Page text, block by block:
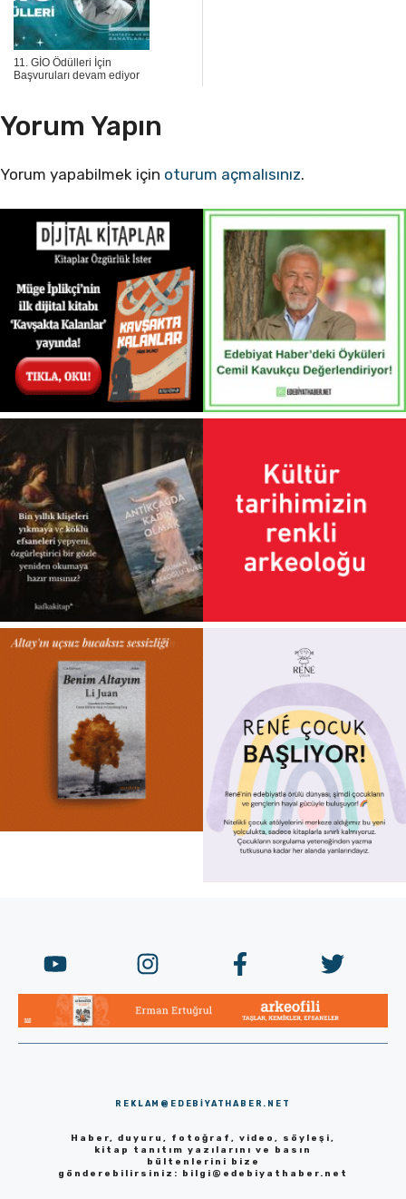
11. GİO Ödülleri İçin
Başvuruları devam ediyor
Yorum Yapın
Yorum yapabilmek için oturum açmalısınız.
REKLAM@EDEBIYATHABER.NET
Haber, duyuru, fotoğraf, video, söyleşi,
kitap tanıtım yazılarını ve basın
bültenlerini bize
gönderebilirsiniz: bilgi@edebiyathaber.net